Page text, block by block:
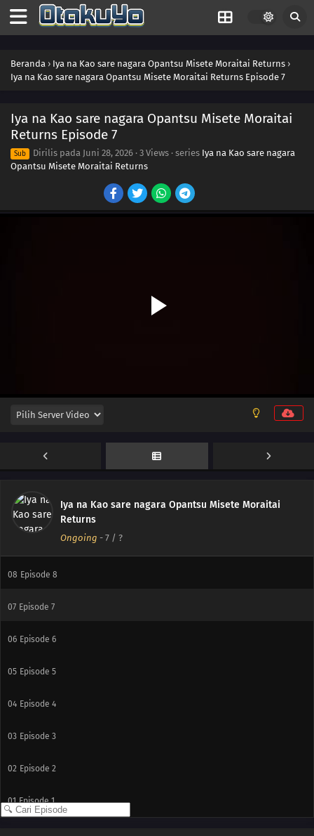
Beranda › Iya na Kao sare nagara Opantsu Misete Moraitai Returns ›
Iya na Kao sare nagara Opantsu Misete Moraitai Returns Episode 7
Iya na Kao sare nagara Opantsu Misete Moraitai
Returns Episode 7
Sub Dirilis pada Juni 28, 2026 · 3 Views · series Iya na Kao sare nagara
Opantsu Misete Moraitai Returns
Iya na Kao sare nagara Opantsu Misete Moraitai
Returns
Ongoing - 7 / ?
08 Episode 8
07 Episode 7
06 Episode 6
05 Episode 5
04 Episode 4
03 Episode 3
02 Episode 2
01 Episode 1